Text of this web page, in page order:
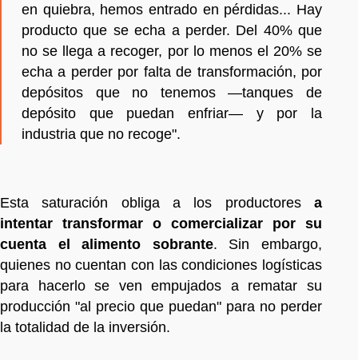
en quiebra, hemos entrado en pérdidas... Hay
producto que se echa a perder. Del 40% que
no se llega a recoger, por lo menos el 20% se
echa a perder por falta de transformación, por
depósitos que no tenemos —tanques de
depósito que puedan enfriar— y por la
industria que no recoge".
Esta saturación obliga a los productores a
intentar transformar o comercializar por su
cuenta el alimento sobrante. Sin embargo,
quienes no cuentan con las condiciones logísticas
para hacerlo se ven empujados a rematar su
producción "al precio que puedan" para no perder
la totalidad de la inversión.